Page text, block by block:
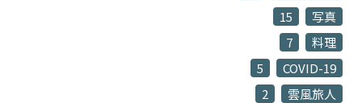
写真
15
料理
7
COVID-19
5
雲風旅人
2